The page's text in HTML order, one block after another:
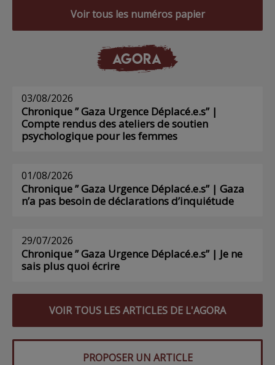
Voir tous les numéros papier
AGORA
03/08/2026
Chronique ” Gaza Urgence Déplacé.e.s” |
Compte rendus des ateliers de soutien
psychologique pour les femmes
01/08/2026
Chronique ” Gaza Urgence Déplacé.e.s” | Gaza
n’a pas besoin de déclarations d’inquiétude
29/07/2026
Chronique ” Gaza Urgence Déplacé.e.s” | Je ne
sais plus quoi écrire
VOIR TOUS LES ARTICLES DE L'AGORA
PROPOSER UN ARTICLE